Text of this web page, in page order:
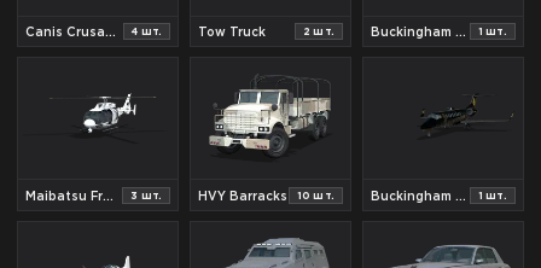
Canis Crusader 4 шт. Tow Truck 2 шт. Buckingham Maverick 1 шт.
Maibatsu Frogger 3 шт. HVY Barracks 10 шт. Buckingham Luxor 1 шт.